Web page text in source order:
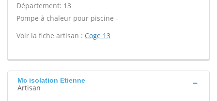
Département: 13
Pompe à chaleur pour piscine -
Voir la fiche artisan : Coge 13
Mc isolation Etienne
Artisan